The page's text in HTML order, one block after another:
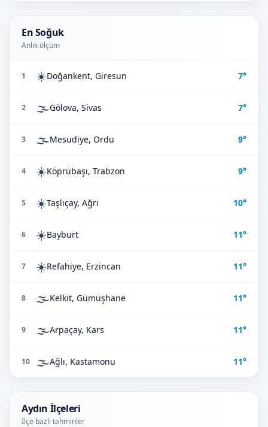
En Soğuk
Anlık ölçüm
1 ☀️Doğankent, Giresun 7°
2 🌫️Gölova, Sivas 7°
3 🌫️Mesudiye, Ordu 9°
4 ☀️Köprübaşı, Trabzon 9°
5 ☀️Taşlıçay, Ağrı 10°
6 ☀️Bayburt 11°
7 ☀️Refahiye, Erzincan 11°
8 🌫️Kelkit, Gümüşhane 11°
9 🌫️Arpaçay, Kars 11°
10 🌫️Ağlı, Kastamonu 11°
Aydın İlçeleri
İlçe bazlı tahminler